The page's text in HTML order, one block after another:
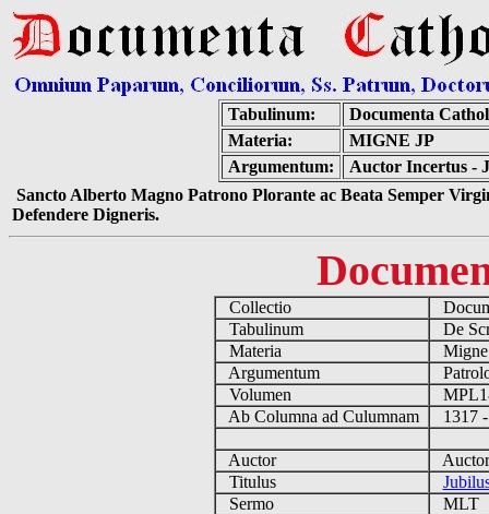
Tabulinum:
Documenta
Materia:
MIGNE JP
Argumentum:
Auctor Incertus -
Sancto Alberto Magno Patrono Plorante ac Beata Semper
Defendere Digneris.
Collectio
Tabulinum
De
Materia
Argumentum
Volumen
Ab Columna ad Culumnam
1317
Auctor
Titulus
Sermo
MLT